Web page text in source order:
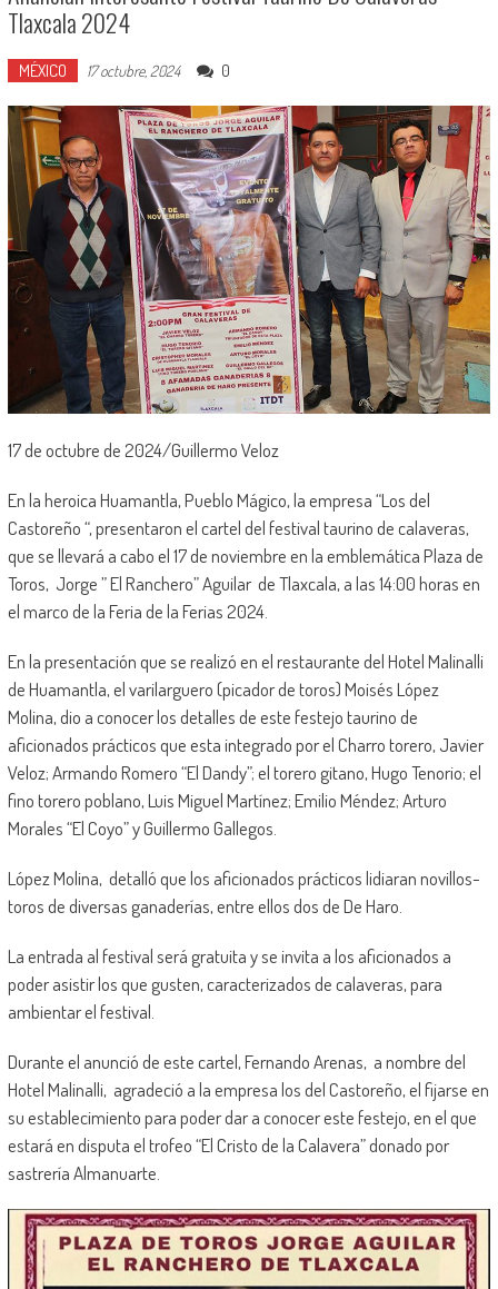
Tlaxcala 2024
MÉXICO 17 octubre, 2024 0
17 de octubre de 2024/Guillermo Veloz
En la heroica Huamantla, Pueblo Mágico, la empresa “Los del
Castoreño “, presentaron el cartel del festival taurino de calaveras,
que se llevará a cabo el 17 de noviembre en la emblemática Plaza de
Toros, Jorge ” El Ranchero” Aguilar de Tlaxcala, a las 14:00 horas en
el marco de la Feria de la Ferias 2024.
En la presentación que se realizó en el restaurante del Hotel Malinalli
de Huamantla, el varilarguero (picador de toros) Moisés López
Molina, dio a conocer los detalles de este festejo taurino de
aficionados prácticos que esta integrado por el Charro torero, Javier
Veloz; Armando Romero “El Dandy”; el torero gitano, Hugo Tenorio; el
fino torero poblano, Luis Miguel Martínez; Emilio Méndez; Arturo
Morales “El Coyo” y Guillermo Gallegos.
López Molina, detalló que los aficionados prácticos lidiaran novillos-
toros de diversas ganaderías, entre ellos dos de De Haro.
La entrada al festival será gratuita y se invita a los aficionados a
poder asistir los que gusten, caracterizados de calaveras, para
ambientar el festival.
Durante el anunció de este cartel, Fernando Arenas, a nombre del
Hotel Malinalli, agradeció a la empresa los del Castoreño, el fijarse en
su establecimiento para poder dar a conocer este festejo, en el que
estará en disputa el trofeo “El Cristo de la Calavera” donado por
sastrería Almanuarte.